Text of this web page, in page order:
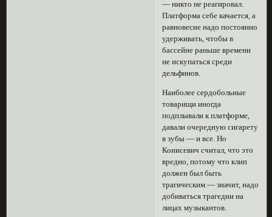
— никто не реагировал.
Платформа себе качается, а
равновесие надо постоянно
удерживать, чтобы в
бассейне раньше времени
не искупаться среди
дельфинов.
Наиболее сердобольные
товарищи иногда
подплывали к платформе,
давали очередную сигарету
в зубы — и все. Но
Конисевич считал, что это
вредно, потому что клип
должен был быть
трагическим — значит, надо
добиваться трагедии на
лицах музыкантов.